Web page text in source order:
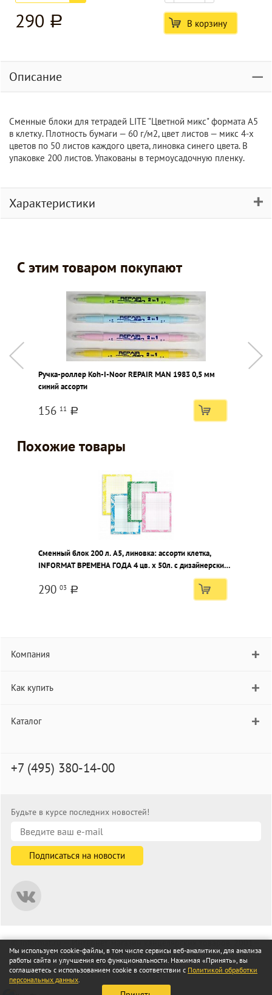
290 a В корзину
Описание
Сменные блоки для тетрадей LITE "Цветной микс" формата А5
в клетку. Плотность бумаги — 60 г/м2, цвет листов — микс 4-х
цветов по 50 листов каждого цвета, линовка синего цвета. В
упаковке 200 листов. Упакованы в термоусадочную пленку.
Характеристики
С этим товаром покупают
Ручка-роллер Koh-I-Noor REPAIR MAN 1983 0,5 мм
синий ассорти
156 11 a
Похожие товары
Сменный блок 200 л. А5, линовка: ассорти клетка,
INFORMAT ВРЕМЕНА ГОДА 4 цв. x 50л. с дизайнерским
290 03 a
Компания
Как купить
Каталог
+7 (495) 380-14-00
Будьте в курсе последних новостей!
© informat.ru — Интернет-магазин канцелярских товаров. 2001—
2026
Все права защищены
Мы используем cookie-файлы, в том числе сервисы веб-аналитики, для анализа
работы сайта и улучшения его функциональности. Нажимая «Принять», вы
соглашаетесь с использованием cookie в соответствии с Политикой обработки
персональных данных.